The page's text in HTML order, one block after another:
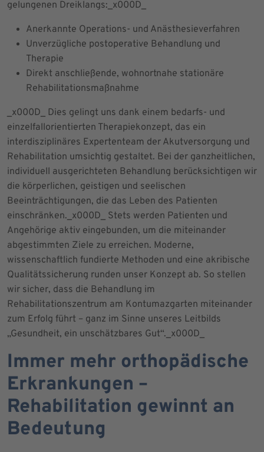
gelungenen Dreiklangs:_x000D_
Anerkannte Operations- und Anästhesieverfahren
Unverzügliche postoperative Behandlung und
Therapie
Direkt anschließende, wohnortnahe stationäre
Rehabilitationsmaßnahme
_x000D_ Dies gelingt uns dank einem bedarfs- und
einzelfallorientierten Therapiekonzept, das ein
interdisziplinäres Expertenteam der Akutversorgung und
Rehabilitation umsichtig gestaltet. Bei der ganzheitlichen,
individuell ausgerichteten Behandlung berücksichtigen wir
die körperlichen, geistigen und seelischen
Beeinträchtigungen, die das Leben des Patienten
einschränken._x000D_ Stets werden Patienten und
Angehörige aktiv eingebunden, um die miteinander
abgestimmten Ziele zu erreichen. Moderne,
wissenschaftlich fundierte Methoden und eine akribische
Qualitätssicherung runden unser Konzept ab. So stellen
wir sicher, dass die Behandlung im
Rehabilitationszentrum am Kontumazgarten miteinander
zum Erfolg führt – ganz im Sinne unseres Leitbilds
„Gesundheit, ein unschätzbares Gut“._x000D_
Immer mehr orthopädische
Erkrankungen –
Rehabilitation gewinnt an
Bedeutung